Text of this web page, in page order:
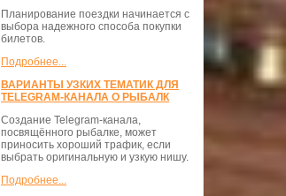
Планирование поездки начинается с
выбора надежного способа покупки
билетов.
Подробнее...
ВАРИАНТЫ УЗКИХ ТЕМАТИК ДЛЯ
TELEGRAM-КАНАЛА О РЫБАЛК
Создание Telegram-канала,
посвящённого рыбалке, может
приносить хороший трафик, если
выбрать оригинальную и узкую нишу.
Подробнее...